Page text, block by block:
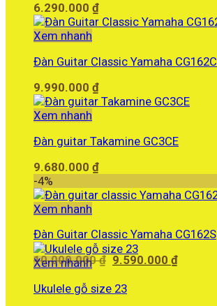
6.290.000 ₫
Xem nhanh
Đàn Guitar Classic Yamaha CG162C
9.990.000 ₫
Xem nhanh
Đàn guitar Takamine GC3CE
9.680.000 ₫
-4%
Xem nhanh
Đàn Guitar Classic Yamaha CG162S
10.000.000₫ Giá
là:
9.590.000₫Giá
Xem nhanh
Ukulele gỗ size 23